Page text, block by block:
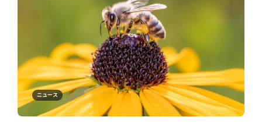
ニュース